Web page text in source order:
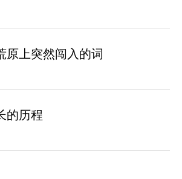
原上突然闯入的词
的历程